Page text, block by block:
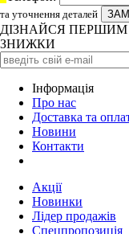
та уточнення деталей
ДІЗНАЙСЯ
ЗНИЖКИ
Iнформація
Про нас
Доставка та
Новини
Контакти
Акції
Новинки
Лідер продажів
Спецпропозиція